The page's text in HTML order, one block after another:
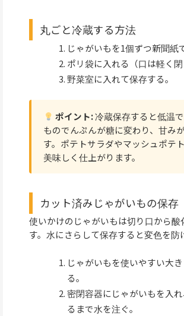
丸ごと冷蔵する方法
じゃがいもを1個ずつ新聞紙
ポリ袋に入れる（口は軽く閉
野菜室に入れて保存する。
ポイント:冷蔵保存すると低温
ものでんぷんが糖に変わり、甘み
す。ポテトサラダやマッシュポテ
美味しく仕上がります。
カット済みじゃがいもの保存
使いかけのじゃがいもは切り口から酸
す。水にさらして保存すると変色を防
じゃがいもを使いやすい大
る。
密閉容器にじゃがいもを入
るまで水を注ぐ。